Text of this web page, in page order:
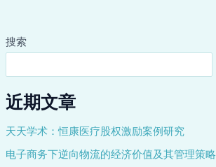
搜索
近期文章
天天学术：恒康医疗股权激励案例研究
电子商务下逆向物流的经济价值及其管理策略